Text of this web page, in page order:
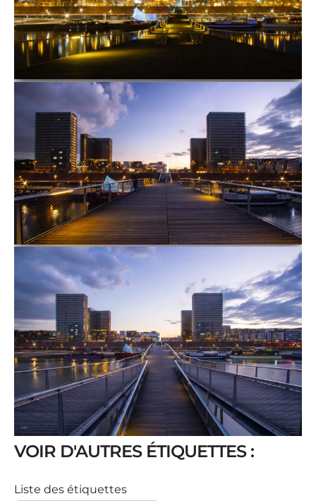
VOIR D'AUTRES ÉTIQUETTES :
Liste des étiquettes